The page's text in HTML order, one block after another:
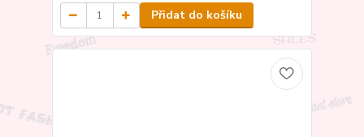
Přidat do košíku